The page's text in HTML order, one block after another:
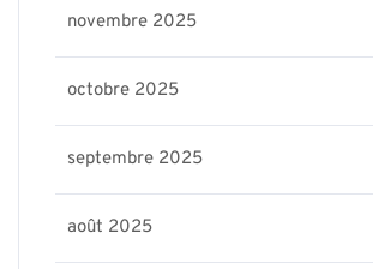
novembre 2025
octobre 2025
septembre 2025
août 2025